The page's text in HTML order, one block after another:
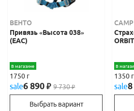
ВЕНТО
Привязь «Высота 038»
(ЕАС)
В магазине
1750 г
sale6 890₽ 9 730₽
Выбрать вариант
CAMP
В
1350 г
sale